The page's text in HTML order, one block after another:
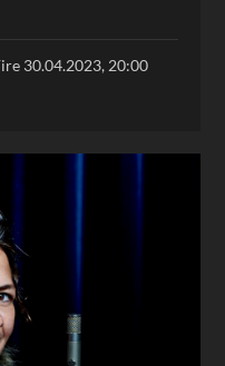
30.04.2023, 20:00